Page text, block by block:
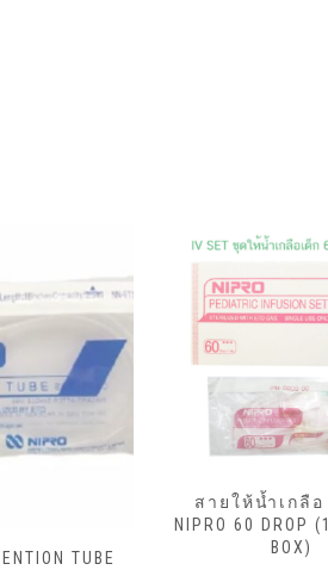
TUBE
สายให้น้ำเกลือ
NIPRO 60 DROP
BOX)